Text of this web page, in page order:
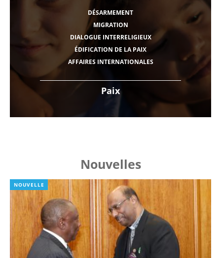
Paix
DÉSARMEMENT
MIGRATION
DIALOGUE INTERRELIGIEUX
ÉDIFICATION DE LA PAIX
AFFAIRES INTERNATIONALES
Nouvelles
NOUVELLE